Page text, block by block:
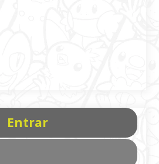
Entrar